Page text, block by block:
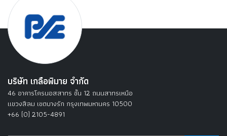
บริษัท เกลือพิมาย จำกัด
46 อาคารโครนอสสาทร ชั้น 12 ถนนสาทรเหนือ
แขวงสีลม เขตบางรัก กรุงเทพมหานคร 10500
+66 (0) 2105-4891